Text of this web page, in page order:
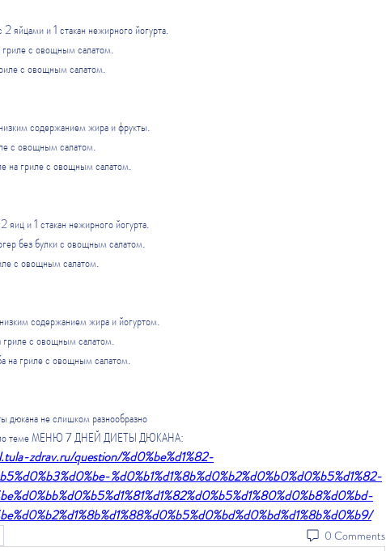
2 яйцами и 1 стакан нежирного йогурта.
с овощным салатом.
с овощным салатом.
содержанием жира и фрукты.
с овощным салатом.
на гриле с овощным салатом.
яиц и 1 стакан нежирного йогурта.
без булки с овощным салатом.
с овощным салатом.
содержанием жира и йогуртом.
с овощным салатом.
на гриле с овощным салатом.
не слишком разнообразно
по теме МЕНЮ 7 ДНЕЙ ДИЕТЫ ДЮКАНА:
zdrav.ru/question/%d0%be%d1%82-
%d0%b1%d1%8b%d0%b2%d0%b0%d0%b5%d1%82-
0 Comments